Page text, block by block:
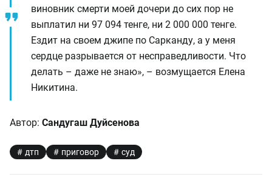
виновник смерти моей дочери до сих пор не
выплатил ни 97 094 тенге, ни 2 000 000 тенге.
Ездит на своем джипе по Сарканду, а у меня
сердце разрывается от несправедливости. Что
делать – даже не знаю», – возмущается Елена
Никитина.
Автор: Сандугаш Дуйсенова
дтп приговор суд